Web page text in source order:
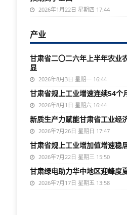
2026年1月22日 星期四 17:44
产业
甘肃省二〇二六年上半年农业
显
2026年8月3日 星期一 16:44
甘肃省规上工业增速连续54个
2026年8月1日 星期六 16:44
新质生产力赋能甘肃省工业经
2026年7月26日 星期日 17:47
甘肃省规上工业增加值增速稳
2026年7月22日 星期三 15:50
甘肃绿电助力华中地区迎峰度
2026年7月17日 星期五 13:58